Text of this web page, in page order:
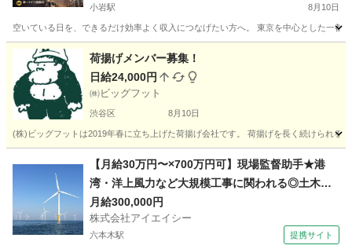
小岩駅 8月10日
空いている日を、できるだけ効率よく収入につなげたい方へ。 東京を中心とした一
東京 江戸川区 小岩駅 建築 スタッフ
荷揚げメンバー募集！
日給24,000円
㈱ビッグフット
渋谷区 8月10日
(株)ビッグフットは2019年春に立ち上げた荷揚げ会社です。 荷揚げを長く続けられる
その他 人工
【月給30万円〜×700万円可】現場監督助手★港
湾・洋上風力など大規模工事に関われる◎土木建
設経験者求む
月給300,000円
株式会社アイエイシー
六本木駅 提携サイト